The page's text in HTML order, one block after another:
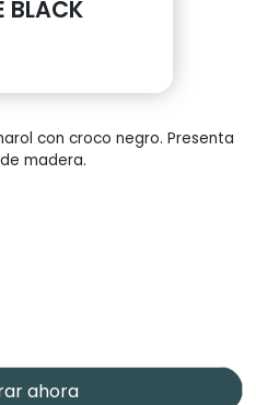
BLACK
con croco negro. Presenta
madera.
ahora